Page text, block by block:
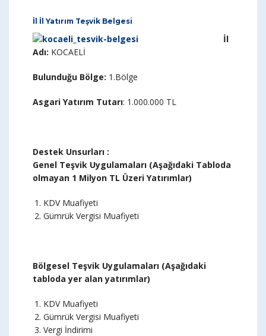
İl İl Yatırım Teşvik Belgesi
İl
Adı: KOCAELİ
Bulunduğu Bölge: 1.Bölge
Asgari Yatırım Tutarı: 1.000.000 TL
Destek Unsurları :
Genel Teşvik Uygulamaları (Aşağıdaki Tabloda
olmayan 1 Milyon TL Üzeri Yatırımlar)
KDV Muafiyeti
Gümrük Vergisi Muafiyeti
Bölgesel Teşvik Uygulamaları (Aşağıdaki
tabloda yer alan yatırımlar)
KDV Muafiyeti
Gümrük Vergisi Muafiyeti
Vergi İndirimi